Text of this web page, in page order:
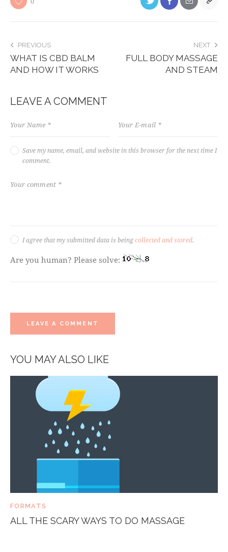
PREVIOUS
WHAT IS CBD BALM
AND HOW IT WORKS
NEXT
FULL BODY MASSAGE
AND STEAM
LEAVE A COMMENT
Save my name, email, and website in this browser for the next time I
comment.
I agree that my submitted data is beingcollected and stored.
Are you human? Please solve:
YOU MAY ALSO LIKE
FORMATS
ALL THE SCARY WAYS TO DO MASSAGE